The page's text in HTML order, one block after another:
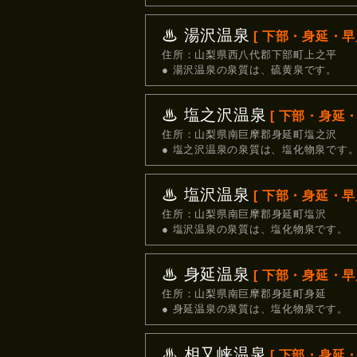
♨ 湯沢温泉 [ 下部・身延・
住所：山梨県西八代郡下部町上之平
● 湯沢温泉の泉質は、硫黄泉です。
♨ 塩之沢温泉 [ 下部・身延
住所：山梨県南巨摩郡身延町塩之沢
● 塩之沢温泉の泉質は、塩化物泉です。
♨ 塩沢温泉 [ 下部・身延・
住所：山梨県南巨摩郡身延町塩沢
● 塩沢温泉の泉質は、塩化物泉です。
♨ 身延温泉 [ 下部・身延・
住所：山梨県南巨摩郡身延町身延
● 身延温泉の泉質は、塩化物泉です。